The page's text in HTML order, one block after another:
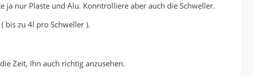
ja nur Plaste und Alu. Konntrolliere aber auch die Schweller.
bis zu 4l pro Schweller ).
Zeit, Ihn auch richtig anzusehen.